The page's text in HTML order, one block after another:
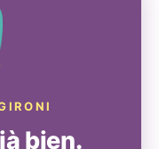
bien.